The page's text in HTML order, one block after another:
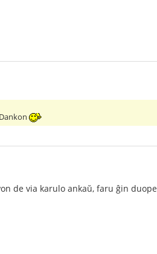
de via karulo ankaŭ, faru ĝin